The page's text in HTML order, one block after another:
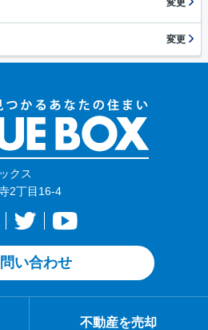
変更
クス
2丁目16-4
い合わせ
不動産を売却